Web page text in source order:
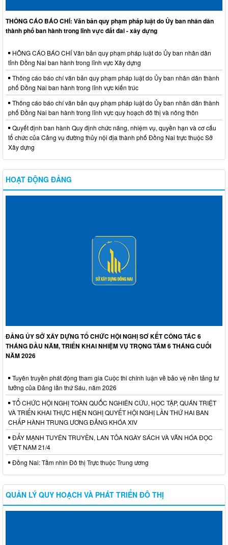
THÔNG CÁO BÁO CHÍ: Văn bản quy phạm pháp luật do Ủy ban nhân dân
thành phố ban hành trong lĩnh vực đất đai - xây dựng
HÔNG CÁO BÁO CHÍ Văn bản quy phạm pháp luật do Ủy ban nhân dân
tỉnh Đồng Nai ban hành trong lĩnh vực Xây dựng
Thông cáo báo chí văn bản quy phạm pháp luật do Ủy ban nhân dân thành
phố Đồng Nai ban hành trong lĩnh vực kiến trúc
Thông cáo báo chí văn bản quy phạm pháp luật do Ủy ban nhân dân thành
phố Đồng Nai ban hành trong lĩnh vực quy hoạch đô thị và nông thôn
Quyết định ban hành Quy định chức năng, nhiệm vụ, quyền hạn và cơ cấu
tổ chức của Cảng vụ đường thủy nội địa thành phố Đồng Nai trực thuộc Sở
Xây dựng
HOẠT ĐỘNG ĐẢNG
ĐẢNG ỦY SỞ XÂY DỰNG TỔ CHỨC HỘI NGHỊ SƠ KẾT CÔNG TÁC 6
THÁNG ĐẦU NĂM, TRIỂN KHAI NHIỆM VỤ TRỌNG TÂM 6 THÁNG CUỐI
NĂM 2026
Tuyên truyền phát động tham gia Cuộc thi chính luận về bảo vệ nền tảng tư
tưởng của Đảng lần thứ Sáu, năm 2026
TỔ CHỨC HỘI NGHỊ TOÀN QUỐC NGHIÊN CỨU, HỌC TẬP, QUÁN TRIỆT
VÀ TRIỂN KHAI THỰC HIỆN NGHỊ QUYẾT HỘI NGHỊ LẦN THỨ HAI BAN
CHẤP HÀNH TRUNG ƯƠNG ĐẢNG KHÓA XIV
ĐẨY MẠNH TUYÊN TRUYỀN, LAN TỎA NGÀY SÁCH VÀ VĂN HÓA ĐỌC
VIỆT NAM 21/4
Đồng Nai: Tầm nhìn Đô thị Trực thuộc Trung ương
QUẢN LÝ QUY HOẠCH VÀ PHÁT TRIỂN ĐÔ THỊ